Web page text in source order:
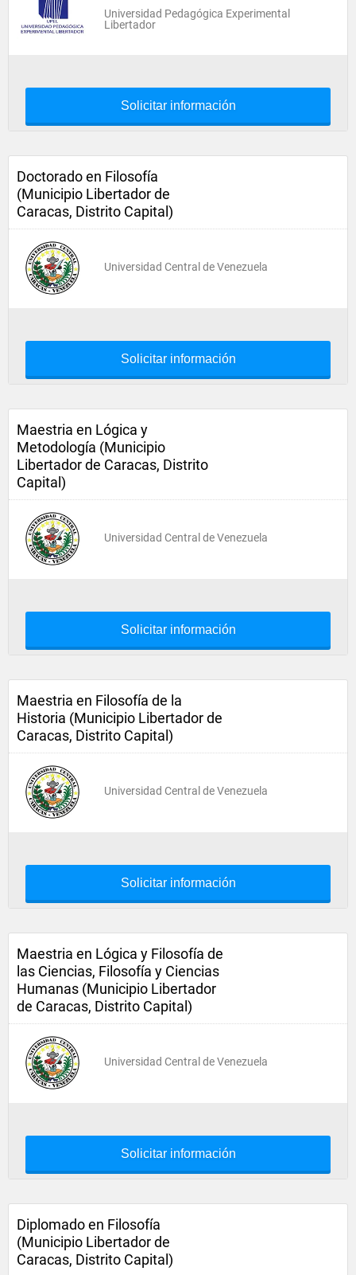
Universidad Pedagógica Experimental
Libertador
Solicitar información
Doctorado en Filosofía
(Municipio Libertador de
Caracas, Distrito Capital)
Universidad Central de Venezuela
Solicitar información
Maestria en Lógica y
Metodología (Municipio
Libertador de Caracas, Distrito
Capital)
Universidad Central de Venezuela
Solicitar información
Maestria en Filosofía de la
Historia (Municipio Libertador de
Caracas, Distrito Capital)
Universidad Central de Venezuela
Solicitar información
Maestria en Lógica y Filosofía de
las Ciencias, Filosofía y Ciencias
Humanas (Municipio Libertador
de Caracas, Distrito Capital)
Universidad Central de Venezuela
Solicitar información
Diplomado en Filosofía
(Municipio Libertador de
Caracas, Distrito Capital)